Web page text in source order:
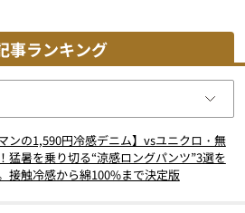
事ランキング
ンの1,590円冷感デニム】vsユニクロ・無
猛暑を乗り切る“涼感ロングパンツ”3選を
接触冷感から綿100%まで決定版